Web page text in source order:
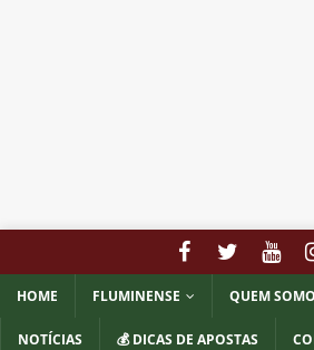
HOME FLUMINENSE QUEM
NOTÍCIAS 💰 DICAS DE APOSTAS